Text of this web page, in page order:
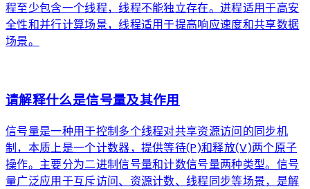
程至少包含一个线程，线程不能独立存在。进程适用于高安
全性和并行计算场景，线程适用于提高响应速度和共享数据
场景。
请解释什么是信号量及其作用
信号量是一种用于控制多个线程对共享资源访问的同步机
制，本质上是一个计数器，提供等待(P)和释放(V)两个原子
操作。主要分为二进制信号量和计数信号量两种类型。信号
量广泛应用于互斥访问、资源计数、线程同步等场景，是解